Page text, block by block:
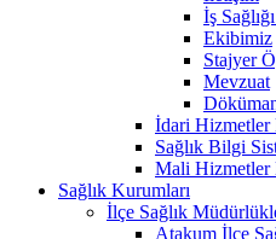
İş
Ekibimiz
Stajyer
Mevzuat
İdari Hizmetler
Sağlık Bilgi
Mali Hizmetler
Sağlık Kurumları
İlçe Sağlık
Atakum İlçe